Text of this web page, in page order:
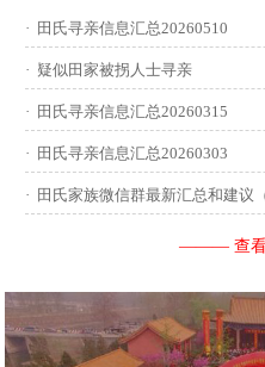
讳，迁居前字
迁居地，因何
联系方式。 没
息有哪些，有
· 田氏寻亲信息汇总20260510
· 疑似田家被拐人士寻亲
· 田氏寻亲信息汇总20260315
· 田氏寻亲信息汇总20260303
· 田氏家族微信群最新汇总和建议
——— 查